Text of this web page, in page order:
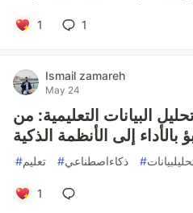
1 1
Ismail zamareh
May 24
البيانات التعليمية: من
بالأداء إلى الأنظمة الذكية
#تعليم #ذكاءاصطناعي #
1